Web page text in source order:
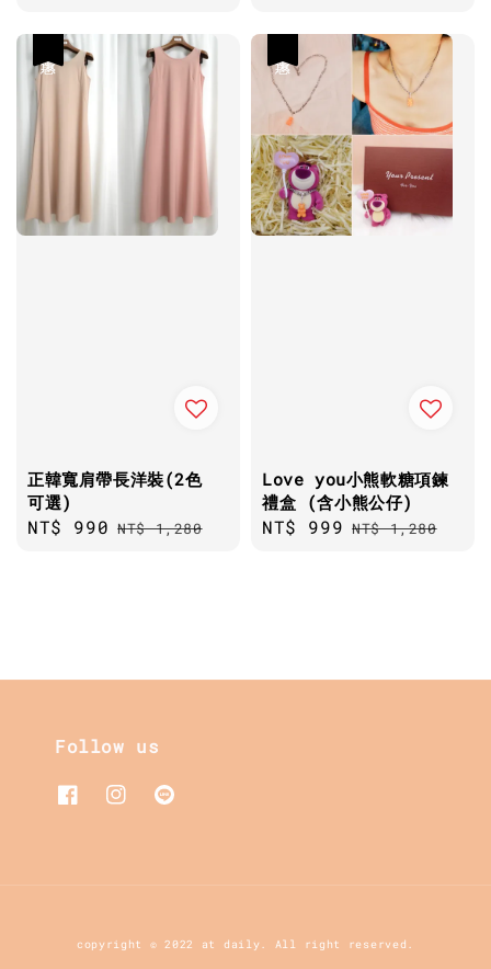
正韓寬肩帶長洋裝(2色
可選)
Sale
NT$ 990 Regular
NT$ 1,280
Love you小熊軟糖項鍊
禮盒 (含小熊公仔)
Sale
NT$ 999 Regular
NT$ 1,280
Follow us
copyright © 2022 at daily. All right reserved.